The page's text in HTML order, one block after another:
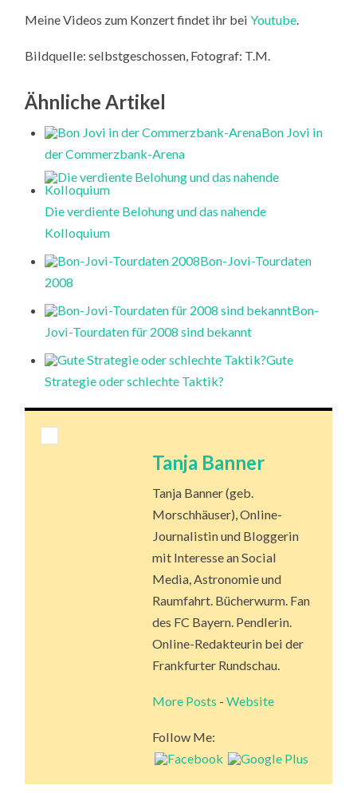
Meine Videos zum Konzert findet ihr beiYoutube.
Bildquelle: selbstgeschossen, Fotograf: T.M.
Ähnliche Artikel
Bon Jovi in
der Commerzbank-Arena
Die verdiente Belohung und das nahende
Kolloquium
Bon-Jovi-Tourdaten
2008
Bon-
Jovi-Tourdaten für 2008 sind bekannt
Gute
Strategie oder schlechte Taktik?
Tanja Banner
Tanja Banner (geb.
Morschhäuser), Online-
Journalistin und Bloggerin
mit Interesse an Social
Media, Astronomie und
Raumfahrt. Bücherwurm. Fan
des FC Bayern. Pendlerin.
Online-Redakteurin bei der
Frankfurter Rundschau.
More Posts -Website
Follow Me: